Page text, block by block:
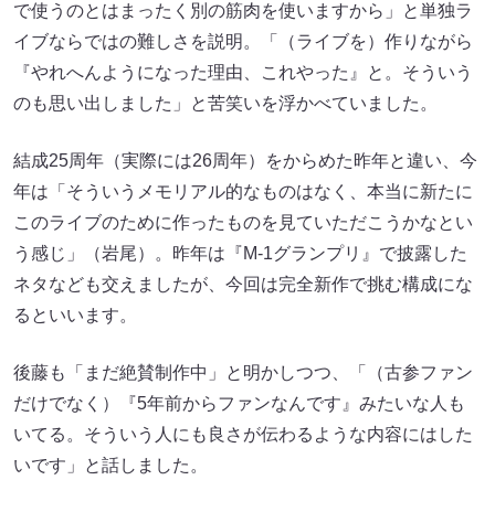
で使うのとはまったく別の筋肉を使いますから」と単独ラ
イブならではの難しさを説明。「（ライブを）作りながら
『やれへんようになった理由、これやった』と。そういう
のも思い出しました」と苦笑いを浮かべていました。
結成25周年（実際には26周年）をからめた昨年と違い、今
年は「そういうメモリアル的なものはなく、本当に新たに
このライブのために作ったものを見ていただこうかなとい
う感じ」（岩尾）。昨年は『M-1グランプリ』で披露した
ネタなども交えましたが、今回は完全新作で挑む構成にな
るといいます。
後藤も「まだ絶賛制作中」と明かしつつ、「（古参ファン
だけでなく）『5年前からファンなんです』みたいな人も
いてる。そういう人にも良さが伝わるような内容にはした
いです」と話しました。